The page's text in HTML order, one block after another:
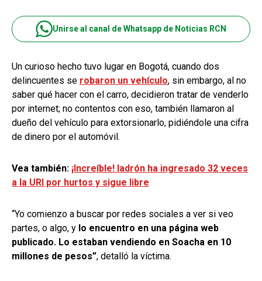
Unirse al canal de Whatsapp de Noticias RCN
Un curioso hecho tuvo lugar en Bogotá, cuando dos
delincuentes se robaron un vehículo, sin embargo, al no
saber qué hacer con el carro, decidieron tratar de venderlo
por internet; no contentos con eso, también llamaron al
dueño del vehículo para extorsionarlo, pidiéndole una cifra
de dinero por el automóvil.
Vea también: ¡Increíble! ladrón ha ingresado 32 veces
a la URI por hurtos y sigue libre
“Yo comienzo a buscar por redes sociales a ver si veo
partes, o algo, y lo encuentro en una página web
publicado. Lo estaban vendiendo en Soacha en 10
millones de pesos”, detalló la víctima.